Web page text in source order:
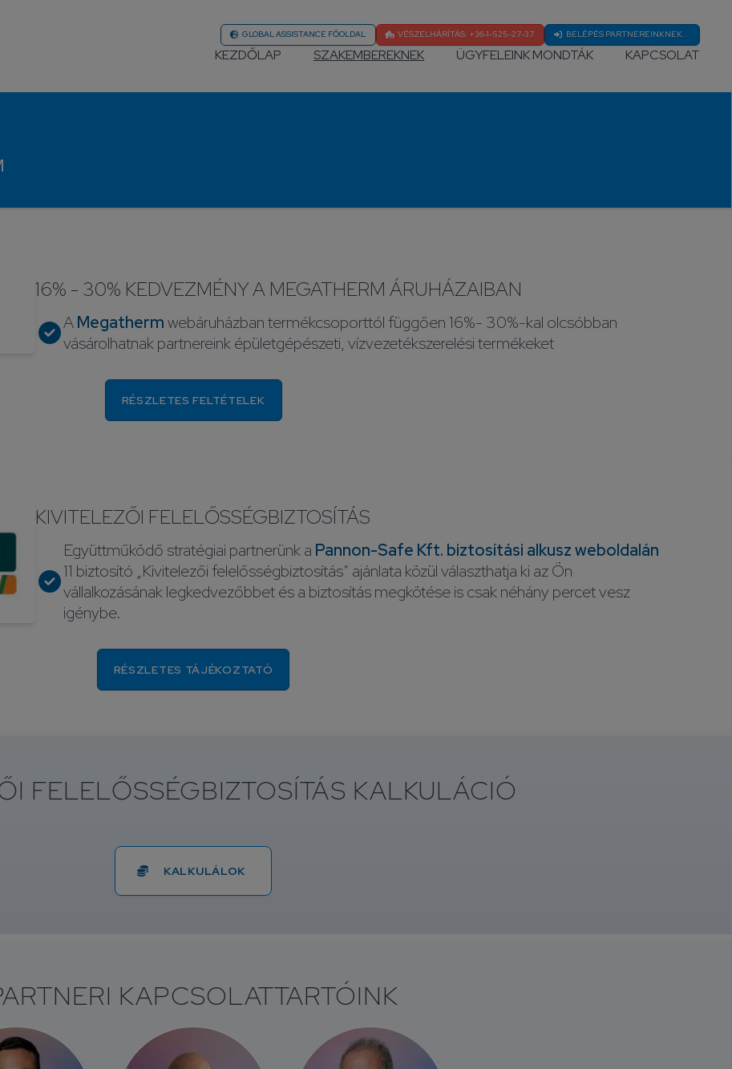
GLOBAL ASSISTANCE FŐOLDAL VÉSZELHÁRÍTÁS: +36-1-525-27-37 BELÉPÉS PARTNEREINKNEK...
KEZDŐLAP SZAKEMBEREKNEK ÜGYFELEINK MONDTÁK KAPCSOLAT
16% - 30% KEDVEZMÉNY A MEGATHERM ÁRUHÁZAIBAN
AMegathermwebáruházban termékcsoporttól függően 16%- 30%-kal olcsóbban
vásárolhatnak partnereink épületgépészeti, vízvezetékszerelési termékeket
RÉSZLETES FELTÉTELEK
KIVITELEZŐI FELELŐSSÉGBIZTOSÍTÁS
Együttműködő stratégiai partnerünk a Pannon-Safe Kft. biztosítási alkusz weboldalán
11 biztosító „Kivitelezői felelősségbiztosítás” ajánlata közül választhatja ki az Ön
vállalkozásának legkedvezőbbet és a biztosítás megkötése is csak néhány percet vesz
igénybe.
RÉSZLETES TÁJÉKOZTATÓ
FELELŐSSÉGBIZTOSÍTÁS KALKULÁCIÓ
KALKULÁLOK
KAPCSOLATTARTÓINK